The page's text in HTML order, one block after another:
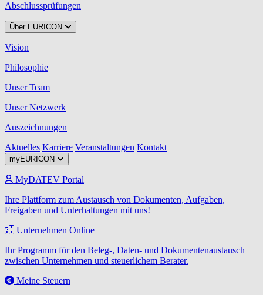
Abschlussprüfungen
Über EURICON
Vision
Philosophie
Unser Team
Unser Netzwerk
Auszeichnungen
Aktuelles Karriere Veranstaltungen Kontakt
myEURICON
MyDATEV Portal
Ihre Plattform zum Austausch von Dokumenten, Aufgaben,
Freigaben und Unterhaltungen mit uns!
Unternehmen Online
Ihr Programm für den Beleg-, Daten- und Dokumentenaustausch
zwischen Unternehmen und steuerlichem Berater.
Meine Steuern